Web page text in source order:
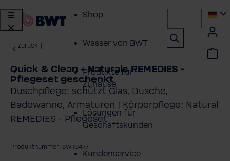
Shop
Wasser von BWT
Produkte für
Zuhause
Lösungen für
Geschäftskunden
Kundenservice
zurück
Quick & Clean + Naturals REMEDIES -
Pflegeset geschenkt
Duschpflege: schützt Glas, Dusche,
Badewanne, Armaturen | Körperpflege: Natural
REMEDIES - Pflegeset
Produktnummer: SW10477